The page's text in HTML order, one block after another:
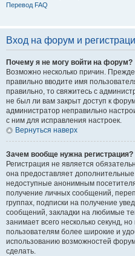
Перевод FAQ
Вход на форум и
Почему я не могу войти на форум?
Возможно несколько причин.
правильно вводите имя
правильно, то свяжитесь с
не был ли вам закрыт доступ к
администратор неправильно
с ним для исправления настроек.
Вернуться наверх
Зачем вообще нужна регистрация?
Регистрация не является
она предоставляет
недоступные анонимным
получение личных сообщений,
группах, подписки на получение
сообщений, закладки на любимые
занимает всего несколько секунд,
пользователям более широкие и
использованию возможностей
сделать.